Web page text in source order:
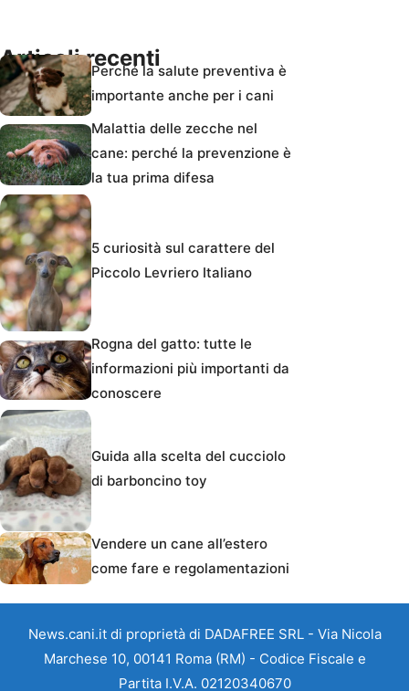
Articoli recentiPerché la salute preventiva è
importante anche per i cani
Malattia delle zecche nel
cane: perché la prevenzione è
la tua prima difesa
5 curiosità sul carattere del
Piccolo Levriero Italiano
Rogna del gatto: tutte le
informazioni più importanti da
conoscere
Guida alla scelta del cucciolo
di barboncino toy
Vendere un cane all’estero
come fare e regolamentazioni
News.cani.it di proprietà di DADAFREE SRL - Via Nicola
Marchese 10, 00141 Roma (RM) - Codice Fiscale e
Partita I.V.A. 02120340670